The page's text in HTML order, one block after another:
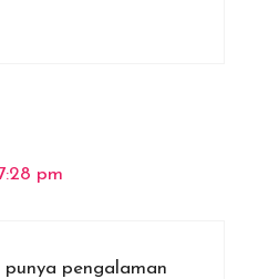
pm
punya pengalaman